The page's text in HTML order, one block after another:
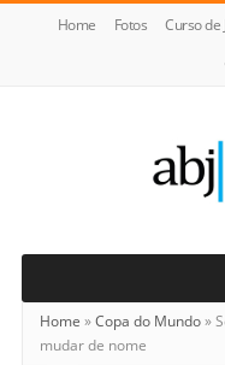
Home Fotos Curso de
Notícias
Home »Copa do Mundo»
mudar de nome